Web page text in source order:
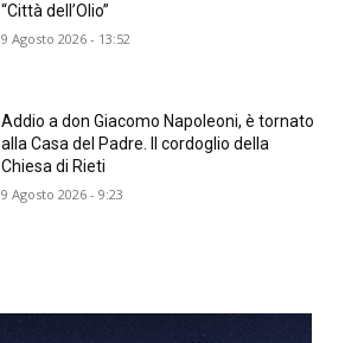
“Città dell’Olio”
9 Agosto 2026 - 13:52
Addio a don Giacomo Napoleoni, è tornato
alla Casa del Padre. Il cordoglio della
Chiesa di Rieti
9 Agosto 2026 - 9:23